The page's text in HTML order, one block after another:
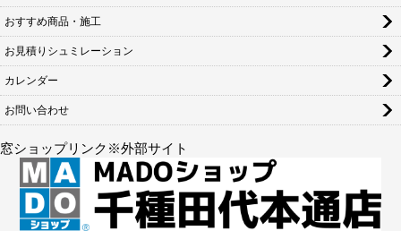
おすすめ商品・施工
お見積りシュミレーション
カレンダー
お問い合わせ
窓ショップリンク※外部サイト